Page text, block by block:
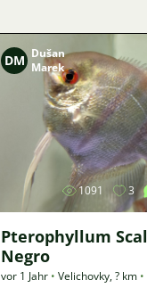
Bild
DM Dušan
Marek
1091 3
Pterophyllum
Negro
vor 1 Jahr • Velichovky,? km •